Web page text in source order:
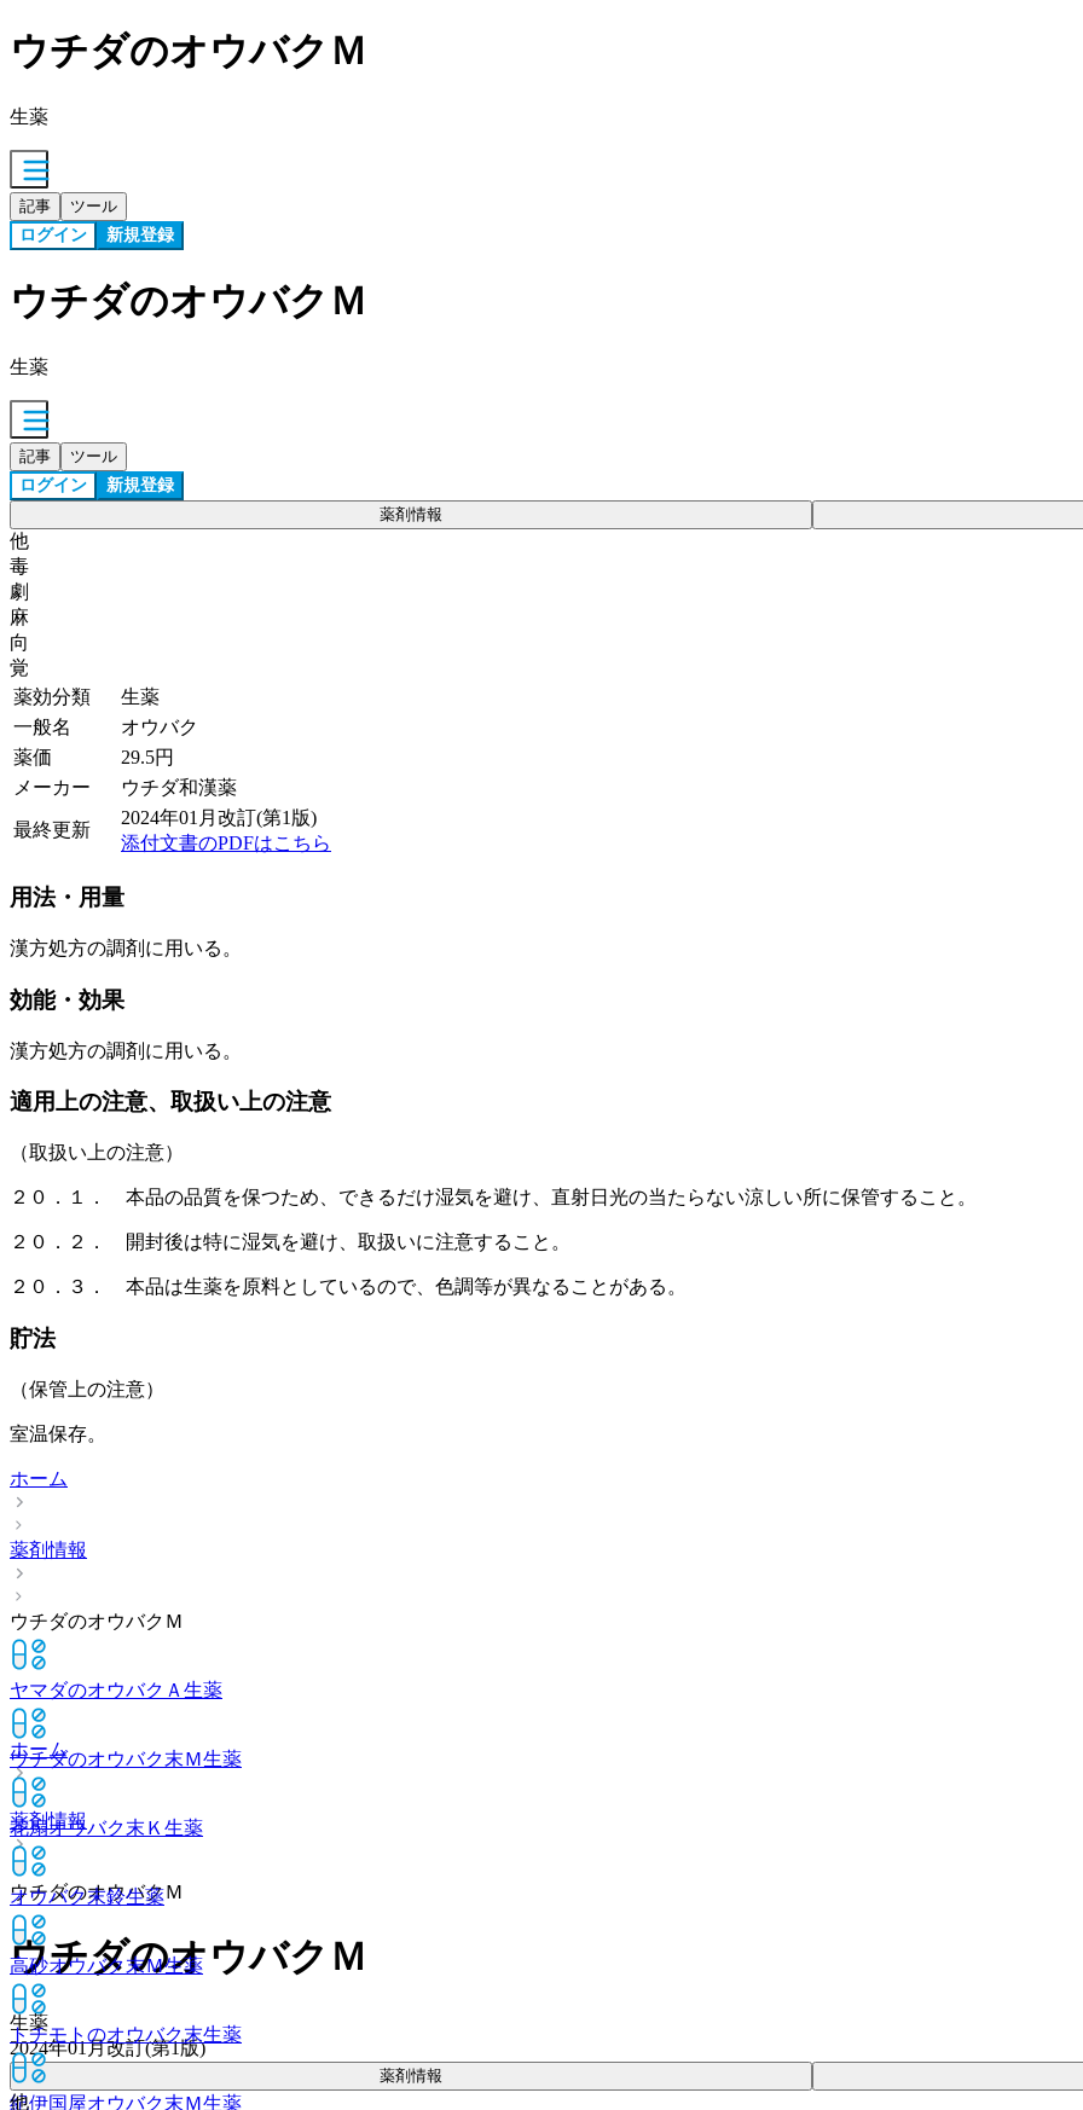
ウチダのオウバクＭ
生薬
記事 ツール
ログイン 新規登録
ウチダのオウバクＭ
生薬
記事 ツール
ログイン 新規登録
薬剤情報
他
毒
劇
麻
向
覚
薬効分類
生薬
一般名
オウバク
薬価
29.5円
メーカー
ウチダ和漢薬
最終更新
2024年01月改訂(第1版)
添付文書のPDFはこちら
用法・用量
漢方処方の調剤に用いる。
効能・効果
漢方処方の調剤に用いる。
適用上の注意、取扱い上の注意
（取扱い上の注意）
２０．１． 本品の品質を保つため、できるだけ湿気を避け、直射日光の当たらない涼しい所に保管すること。
２０．２． 開封後は特に湿気を避け、取扱いに注意すること。
２０．３． 本品は生薬を原料としているので、色調等が異なることがある。
貯法
（保管上の注意）
室温保存。
ホーム
薬剤情報
ウチダのオウバクＭ
ヤマダのオウバクＡ 生薬
ウチダのオウバク末Ｍ生薬
花扇オウバク末Ｋ 生薬
オウバク末鈴生薬
高砂オウバク末Ｍ生薬
トチモトのオウバク末生薬
紀伊国屋オウバク末Ｍ生薬
ホーム
薬剤情報
ウチダのオウバクＭ
ウチダのオウバクＭ
生薬
2024年01月改訂(第1版)
薬剤情報
他